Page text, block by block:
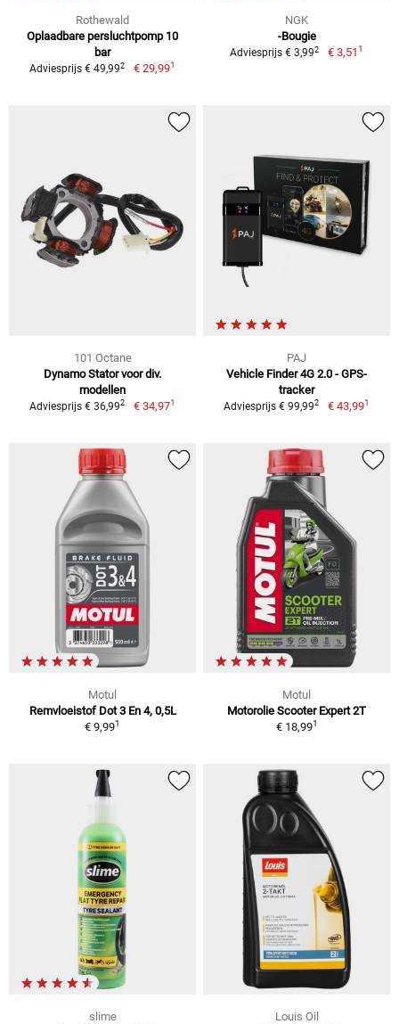
Rothewald
Oplaadbare persluchtpomp 10
bar
Adviesprijs € 49,992 € 29,991
NGK
-Bougie
Adviesprijs € 3,992 € 3,511
101 Octane
Dynamo Stator voor div.
modellen
Adviesprijs € 36,992 € 34,971
PAJ
Vehicle Finder 4G 2.0 - GPS-
tracker
Adviesprijs € 99,992 € 43,991
Motul
Remvloeistof Dot 3 En 4, 0,5L
€ 9,991
Motul
Motorolie Scooter Expert 2T
€ 18,991
slime
Louis Oil